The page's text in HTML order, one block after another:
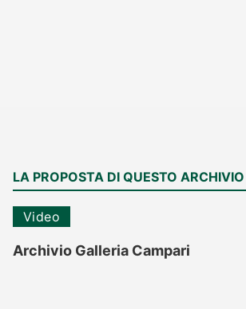
LA PROPOSTA DI QUESTO ARCHIVIO
Video
Archivio Galleria Campari